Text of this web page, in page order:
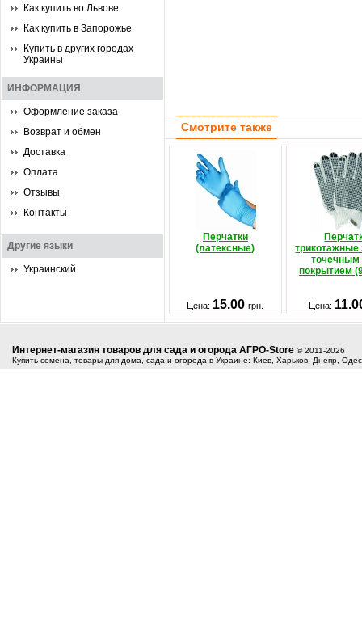
Как купить во Львове
Как купить в Запорожье
Купить в других городах
Украины
ИНФОРМАЦИЯ
Оформление заказа
Возврат и обмен
Доставка
Оплата
Отзывы
Контакты
Другие языки
Украинский
Смотрите также
Перчатки
(латексные)
трикотажные
покрытием
Цена: 15.00грн. Цена:
Интернет-магазин товаров для сада и огорода АГРО-Store © 2011-2026
Купить семена, товары для дома, сада и огорода в Украине: Киев, Харьков, Днепр,